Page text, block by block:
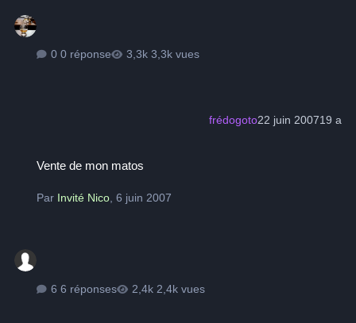
0 réponse 3,3k vues
frédogoto22 juin 200719 a
Vente de mon matos
Par Invité Nico ,6 juin 2007
6 réponses 2,4k vues